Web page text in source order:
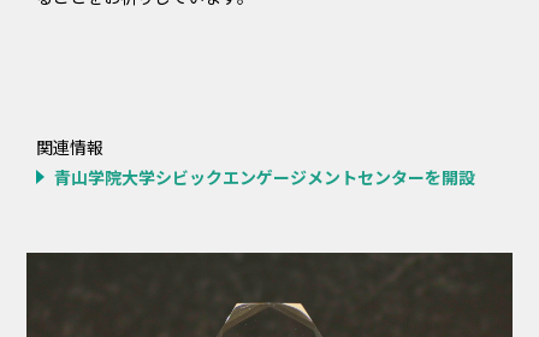
関連情報
青山学院大学シビックエンゲージメントセンターを開設